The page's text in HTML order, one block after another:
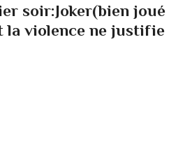
soir:Joker(bien joué
la violence ne justifie